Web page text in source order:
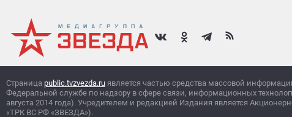
Страница public.tvzvezda.ru является частью средства массовой
Федеральной службе по надзору в сфере связи, информационных
августа 2014 года). Учредителем и редакцией Издания является
«ТРК ВС РФ «ЗВЕЗДА»).